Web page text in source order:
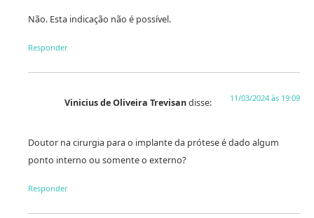
Não. Esta indicação não é possível.
Responder
Vinicius de Oliveira Trevisandisse: 11/03/2024 às 19:09
Doutor na cirurgia para o implante da prótese é dado algum
ponto interno ou somente o externo?
Responder